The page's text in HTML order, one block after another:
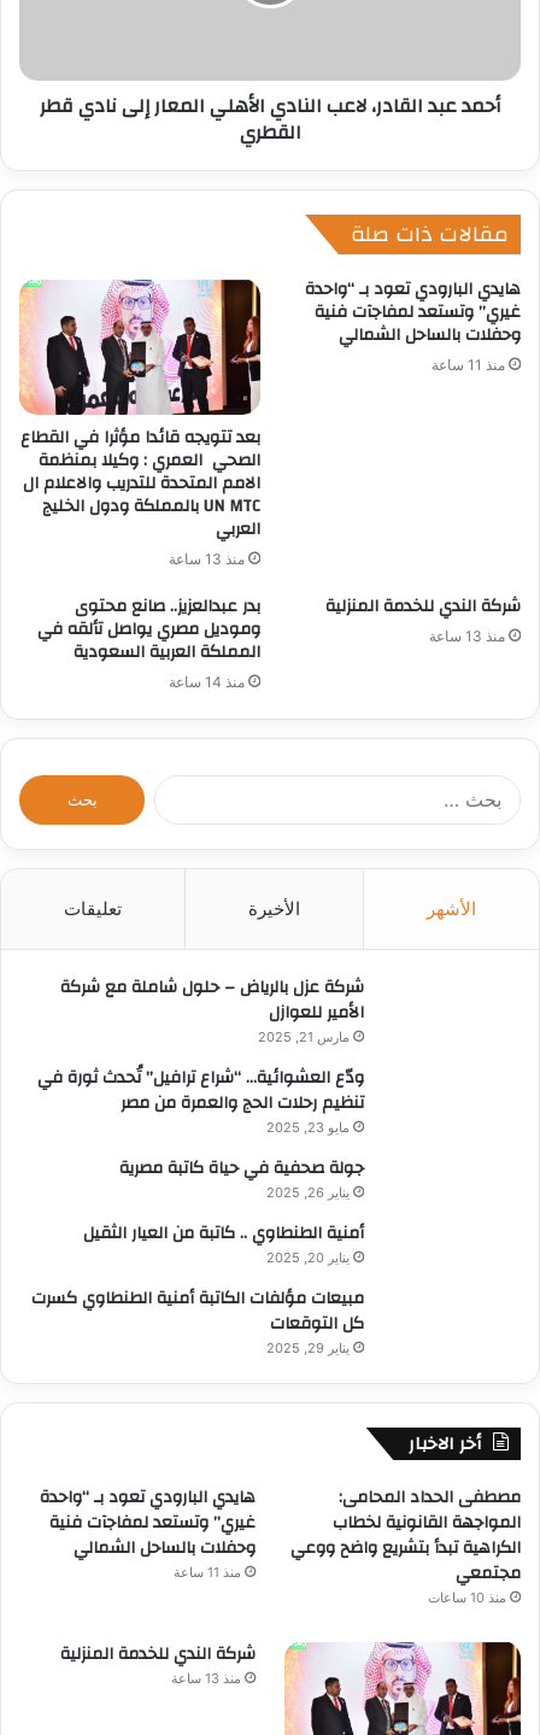
أحمد عبد القادر، لاعب النادي الأهلي المعار إلى نادي قطر
القطري
مقالات ذات صلة
هايدي البارودي تعود بـ “واحدة
غيري” وتستعد لمفاجآت فنية
وحفلات بالساحل الشمالي
منذ 11 ساعة
بعد تتويجه قائدا مؤثرا في القطاع
الصحي العمري : وكيلا بمنظمة
الامم المتحدة للتدريب والاعلام ال
UN MTC بالمملكة ودول الخليج
العربي
منذ 13 ساعة
شركة الندي للخدمة المنزلية
منذ 13 ساعة
بدر عبدالعزيز.. صانع محتوى
وموديل مصري يواصل تألقه في
المملكة العربية السعودية
منذ 14 ساعة
الأشهر الأخيرة تعليقات
شركة عزل بالرياض – حلول شاملة مع شركة
الأمير للعوازل
مارس 21, 2025
ودّع العشوائية… “شراع ترافيل” تُحدث ثورة في
تنظيم رحلات الحج والعمرة من مصر
مايو 23, 2025
جولة صحفية في حياة كاتبة مصرية
يناير 26, 2025
أمنية الطنطاوي .. كاتبة من العيار الثقيل
يناير 20, 2025
مبيعات مؤلفات الكاتبة أمنية الطنطاوي كسرت
كل التوقعات
يناير 29, 2025
أخر الاخبار
مصطفى الحداد المحامى:
المواجهة القانونية لخطاب
الكراهية تبدأ بتشريع واضح ووعي
مجتمعي
منذ 10 ساعات
هايدي البارودي تعود بـ “واحدة
غيري” وتستعد لمفاجآت فنية
وحفلات بالساحل الشمالي
منذ 11 ساعة
شركة الندي للخدمة المنزلية
منذ 13 ساعة